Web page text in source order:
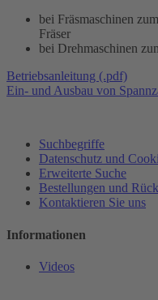
bei Fräsmaschinen
Fräser
bei Drehmaschinen
Betriebsanleitung (.pdf)
Ein- und Ausbau von
Suchbegriffe
Datenschutz und
Erweiterte Suche
Bestellungen und
Kontaktieren Sie uns
Informationen
Videos